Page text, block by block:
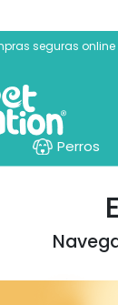
seguras online
Perros